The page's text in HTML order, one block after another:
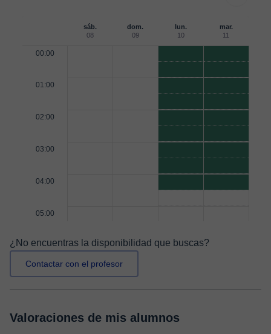
sáb.
08
dom.
09
lun.
10
mar.
11
00:00
01:00
02:00
03:00
04:00
05:00
¿No encuentras la disponibilidad que buscas?
Contactar con el profesor
Valoraciones de mis alumnos